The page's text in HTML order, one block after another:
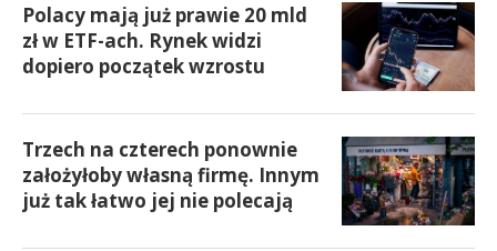
Polacy mają już prawie 20 mld
zł w ETF-ach. Rynek widzi
dopiero początek wzrostu
Trzech na czterech ponownie
założyłoby własną firmę. Innym
już tak łatwo jej nie polecają